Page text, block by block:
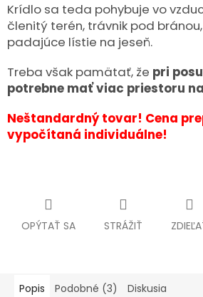
Krídlo sa teda pohybuje vo
členitý terén, trávnik pod
padajúce lístie na jeseň.
Treba však pamätať, že pri
potrebne mať viac priestoru
Neštandardný tovar! Cena
vypočítaná individuálne!
OPÝTAŤ SA STRÁŽIŤ
Popis Podobné (3) Diskusia